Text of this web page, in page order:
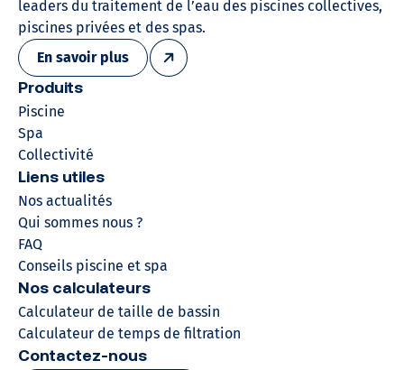
leaders du traitement de l’eau des piscines collectives,
piscines privées et des spas.
En savoir plus
Produits
Piscine
Spa
Collectivité
Liens utiles
Nos actualités
Qui sommes nous ?
FAQ
Conseils piscine et spa
Nos calculateurs
Calculateur de taille de bassin
Calculateur de temps de filtration
Contactez-nous